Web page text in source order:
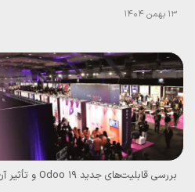
13 بهمن 1404
بررسی قابلیت‌های جدید Odoo 19 و تأثیر آن بر کسب‌وکارهای ایرانی